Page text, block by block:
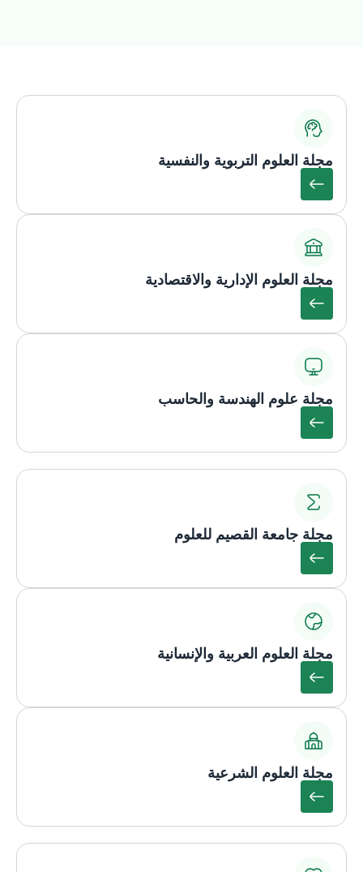
مجلة العلوم التربوية والنفسية
مجلة العلوم الإدارية والاقتصادية
مجلة علوم الهندسة والحاسب
مجلة جامعة القصيم للعلوم
مجلة العلوم العربية والإنسانية
مجلة العلوم الشرعية